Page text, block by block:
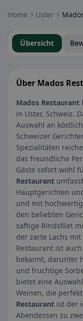
Home Uster
Übersicht
Über Mados
Mados Restaurant
in Uster, Schweiz.
Auswahl an
Schweizer
Spezialitäten
das freundliche
Gäste sofort wohl
Restaurant
Hauptgerichten
und mit
den beliebten
saftige Rindsfilet
der zarte Lachs
Restaurant ist
bekannt, darunter
und fruchtige
bietet eine
Weinen, die
Restaurant ist der
Abendessen zu